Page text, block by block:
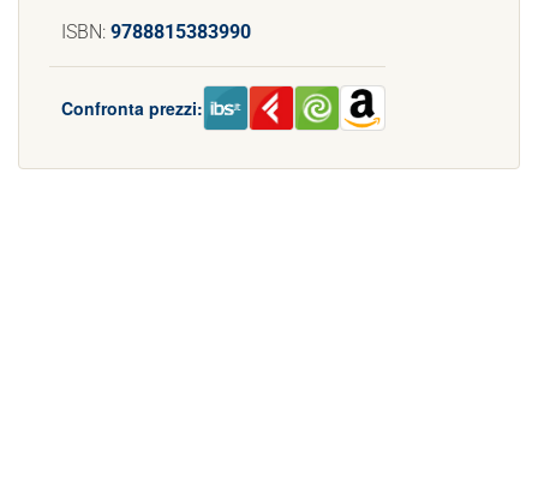
ISBN: 9788815383990
Confronta prezzi: